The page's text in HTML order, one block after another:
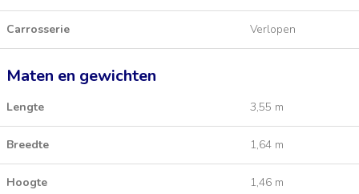
Carrosserie Verlopen
Maten en gewichten
Lengte 3,55 m
Breedte 1,64 m
Hoogte 1,46 m